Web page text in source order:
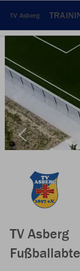
TV Asberg
TV Asberg